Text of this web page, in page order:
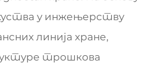
у инжењерству
линија хране,
трошкова